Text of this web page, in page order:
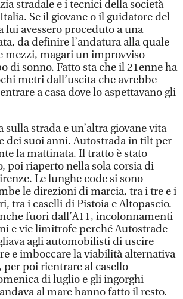
stradale e i tecnici della società
Se il giovane o il guidatore del
lui avessero proceduto a una
da definire l’andatura alla quale
mezzi, magari un improvviso
di sonno. Fatto sta che il 21enne ha
metri dall’uscita che avrebbe
a casa dove lo aspettavano gli
strada e un’altra giovane vita
dei suoi anni. Autostrada in tilt per
la mattinata. Il tratto è stato
poi riaperto nella sola corsia di
Le lunghe code si sono
le direzioni di marcia, tra i tre e i
tra i caselli di Pistoia e Altopascio.
fuori dall’A11, incolonnamenti
e vie limitrofe perché Autostrade
agli automobilisti di uscire
e imboccare la viabilità alternativa
poi rientrare al casello
di luglio e gli ingorghi
al mare hanno fatto il resto.